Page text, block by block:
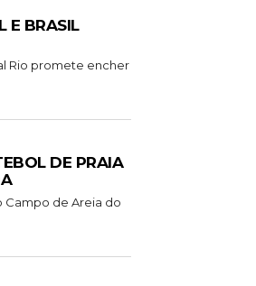
E BRASIL
Rio promete encher
DE PRAIA
Campo de Areia do